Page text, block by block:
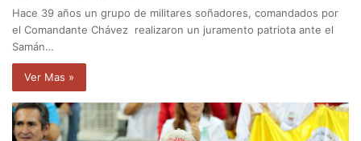
Hace 39 años un grupo de militares soñadores, comandados por
el Comandante Chávez realizaron un juramento patriota ante el
Samán…
Ver Mas »